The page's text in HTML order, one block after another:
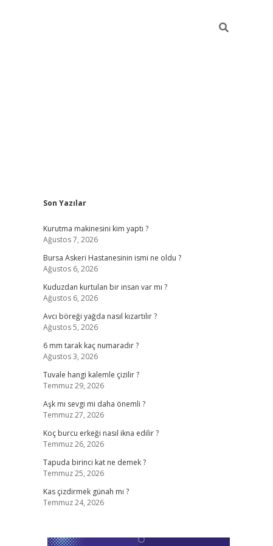
Sidebar
Son Yazılar
Kurutma makinesini kim yaptı ?
Ağustos 7, 2026
Bursa Askeri Hastanesinin ismi ne oldu ?
Ağustos 6, 2026
Kuduzdan kurtulan bir insan var mı ?
Ağustos 6, 2026
Avcı böreği yağda nasıl kızartılır ?
Ağustos 5, 2026
6 mm tarak kaç numaradır ?
Ağustos 3, 2026
Tuvale hangi kalemle çizilir ?
Temmuz 29, 2026
Aşk mı sevgi mi daha önemli ?
Temmuz 27, 2026
Koç burcu erkeği nasıl ikna edilir ?
Temmuz 26, 2026
Tapuda birinci kat ne demek ?
Temmuz 25, 2026
Kas çizdirmek günah mı ?
Temmuz 24, 2026